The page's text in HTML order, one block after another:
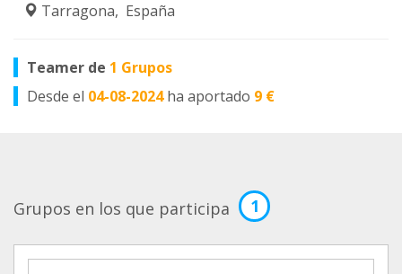
Tarragona, España
Teamer de 1 Grupos
Desde el 04-08-2024 ha aportado 9 €
Grupos en los que participa 1